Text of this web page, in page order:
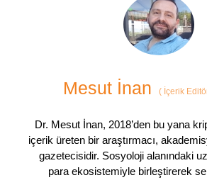
Mesut İnan ( İçerik
Dr. Mesut İnan, 2018’den bu yana
içerik üreten bir araştırmacı,
gazetecisidir. Sosyoloji alanındaki
para ekosistemiyle birleştirerek